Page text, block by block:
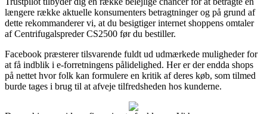
længere række aktuelle konsumenters betragtninger og på grund af
dette rekommanderer vi, at du besigtiger internet shoppens omtaler
af Centrifugalspreder CS2500 før du bestiller.
Facebook præsterer tilsvarende fuldt ud udmærkede muligheder for
at få indblik i e-forretningens pålidelighed. Her er der endda shops
på nettet hvor folk kan formulere en kritik af deres køb, som tilmed
burde tages i brug til at afveje tilfredsheden hos kunderne.